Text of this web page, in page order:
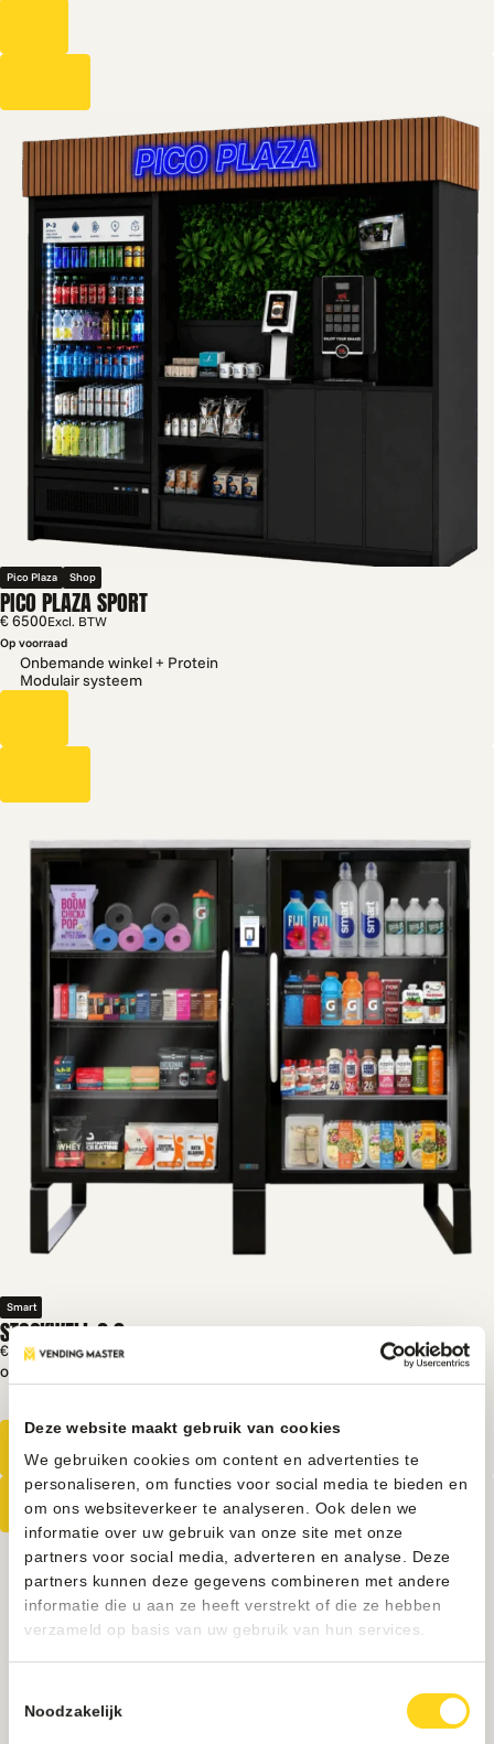
Deze website maakt gebruik van cookies
We gebruiken cookies om content en advertenties te
personaliseren, om functies voor social media te bieden en
om ons websiteverkeer te analyseren. Ook delen we
informatie over uw gebruik van onze site met onze
partners voor social media, adverteren en analyse. Deze
partners kunnen deze gegevens combineren met andere
informatie die u aan ze heeft verstrekt of die ze hebben
verzameld op basis van uw gebruik van hun services.
Noodzakelijk
Pico Plaza Shop
PICO PLAZA SPORT
€ 6500Excl. BTW
Op voorraad
Onbemande winkel + Protein
Modulair systeem
Smart
STOCKWELL 2.0
€ 9750Excl. BTW
Op voorraad
Standard / Touch / Design